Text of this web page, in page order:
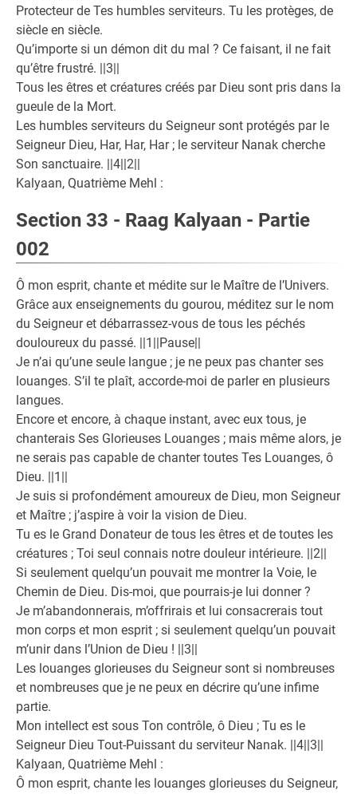
Protecteur de Tes humbles serviteurs. Tu les protèges, de
siècle en siècle.
Qu’importe si un démon dit du mal ? Ce faisant, il ne fait
qu’être frustré. ||3||
Tous les êtres et créatures créés par Dieu sont pris dans la
gueule de la Mort.
Les humbles serviteurs du Seigneur sont protégés par le
Seigneur Dieu, Har, Har, Har ; le serviteur Nanak cherche
Son sanctuaire. ||4||2||
Kalyaan, Quatrième Mehl :
Section 33 - Raag Kalyaan - Partie
002
Ô mon esprit, chante et médite sur le Maître de l’Univers.
Grâce aux enseignements du gourou, méditez sur le nom
du Seigneur et débarrassez-vous de tous les péchés
douloureux du passé. ||1||Pause||
Je n’ai qu’une seule langue ; je ne peux pas chanter ses
louanges. S’il te plaît, accorde-moi de parler en plusieurs
langues.
Encore et encore, à chaque instant, avec eux tous, je
chanterais Ses Glorieuses Louanges ; mais même alors, je
ne serais pas capable de chanter toutes Tes Louanges, ô
Dieu. ||1||
Je suis si profondément amoureux de Dieu, mon Seigneur
et Maître ; j’aspire à voir la vision de Dieu.
Tu es le Grand Donateur de tous les êtres et de toutes les
créatures ; Toi seul connais notre douleur intérieure. ||2||
Si seulement quelqu’un pouvait me montrer la Voie, le
Chemin de Dieu. Dis-moi, que pourrais-je lui donner ?
Je m’abandonnerais, m’offrirais et lui consacrerais tout
mon corps et mon esprit ; si seulement quelqu’un pouvait
m’unir dans l’Union de Dieu ! ||3||
Les louanges glorieuses du Seigneur sont si nombreuses
et nombreuses que je ne peux en décrire qu’une infime
partie.
Mon intellect est sous Ton contrôle, ô Dieu ; Tu es le
Seigneur Dieu Tout-Puissant du serviteur Nanak. ||4||3||
Kalyaan, Quatrième Mehl :
Ô mon esprit, chante les louanges glorieuses du Seigneur,